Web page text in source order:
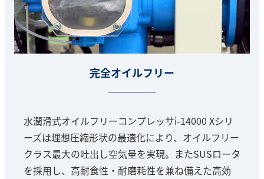
完全オイルフリー
水潤滑式オイルフリーコンプレッサi-14000 Xシリ
ーズは理想圧縮形状の最適化により、オイルフリー
クラス最大の吐出し空気量を実現。またSUSロータ
を採用し、高耐食性・耐磨耗性を兼ね備えた高効